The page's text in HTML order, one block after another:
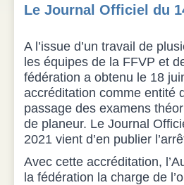
Le Journal Officiel du
A l’issue d’un travail de
les équipes de la FFVP et
fédération a obtenu le 18
accréditation comme entité
passage des examens
de planeur. Le Journal
2021 vient d’en publier
Avec cette accréditation,
la fédération la charge de